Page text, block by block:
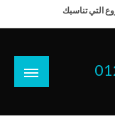
التي تناسبك